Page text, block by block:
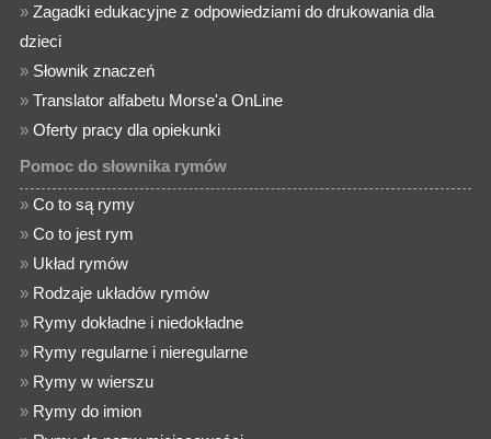
»Zagadki edukacyjne z odpowiedziami do drukowania dla
dzieci
» Słownik znaczeń
»Translator alfabetu Morse'a OnLine
»Oferty pracy dla opiekunki
Pomoc do słownika rymów
»Co to są rymy
»Co to jest rym
» Układ rymów
» Rodzaje układów rymów
» Rymy dokładne i niedokładne
» Rymy regularne i nieregularne
» Rymy w wierszu
» Rymy do imion